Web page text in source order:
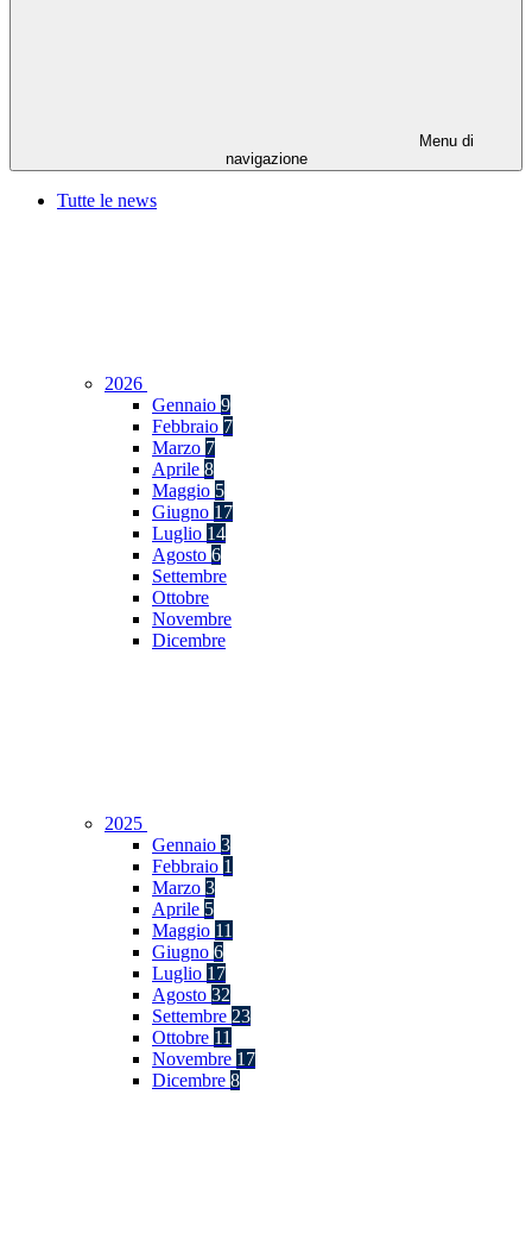
Menu di
navigazione
Tutte le news
2026
Gennaio 9
Febbraio 7
Marzo 7
Aprile 8
Maggio 5
Giugno 17
Luglio 14
Agosto 6
Settembre
Ottobre
Novembre
Dicembre
2025
Gennaio 3
Febbraio 1
Marzo 3
Aprile 5
Maggio 11
Giugno 6
Luglio 17
Agosto 32
Settembre 23
Ottobre 11
Novembre 17
Dicembre 8